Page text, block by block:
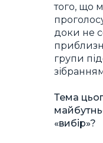
того, що
доки не
групи
Тема
«вибір»?